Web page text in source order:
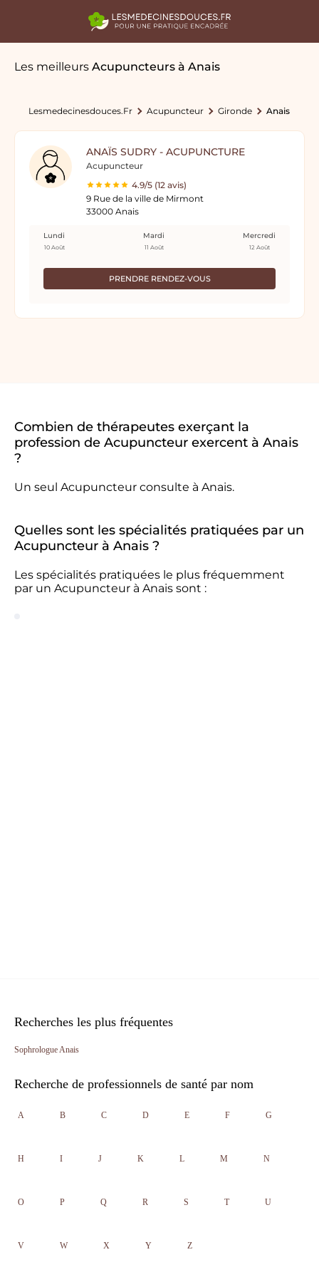
Les meilleurs Acupuncteurs à Anais
Lesmedecinesdouces.fr Acupuncteur Gironde Anais
ANAÏS SUDRY - ACUPUNCTURE
Acupuncteur
4.9/5 (12 avis)
9 Rue de la ville de Mirmont
33000 Anais
PRENDRE RENDEZ-VOUS
Lundi
10 Août
Mardi
11 Août
Mercredi
12 Août
Combien de thérapeutes exerçant la
profession de Acupuncteur exercent à Anais
?
Un seul Acupuncteur consulte à Anais.
Quelles sont les spécialités pratiquées par un
Acupuncteur à Anais ?
Les spécialités pratiquées le plus fréquemment
par un Acupuncteur à Anais sont :
Recherches les plus fréquentes
Sophrologue Anais
Recherche de professionnels de santé par nom
A B C D E F G
H I J K L M N
O P Q R S T U
V W X Y Z